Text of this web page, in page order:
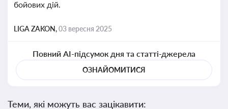
бойових дій.
LIGA ZAKON,03 вересня 2025
Повний AI-підсумок дня та статті-джерела
ОЗНАЙОМИТИСЯ
Теми, які можуть вас зацікавити: